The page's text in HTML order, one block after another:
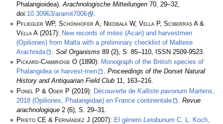
Phalangioidea).Arachnologische Mitteilungen 70, 29–32,
doi:10.30963/aramit7006
.
Pfliegler WP, Schönhofer A, Niedbała W, Vella P, Sciberras A &
Vella A (2017): New records of mites (Acari) and harvestmen
(Opiliones) from Malta with a preliminary checklist of Maltese
Arachnida
. Soil Organisms 89 (2), S. 85–110, ISSN 2509-9523.
Pickard-Cambridge O (1890): Monograph of the British species of
Phalangidea or harvest-men
. Proceedings of the Dorset Natural
History and Antiquarian Field Club 11, 163–216.
Ponel P & Oger P (2019): Découverte de Kalliste pavonum Martens,
2018 (Opiliones, Phalangiidae) en France continentale
Revue
arachnologique 2 (6), S. 29–31.
Prieto CE & Fernández J (2007): El género Leiobunum C. L. Koch,